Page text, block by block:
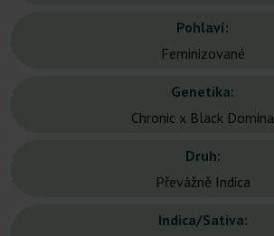
Pohlaví:
Feminizované
Genetika:
Chronic x Black Domina
Druh:
Převážně Indica
Indica/Sativa: